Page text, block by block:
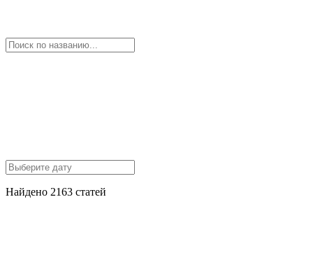
Найдено 2163 статей